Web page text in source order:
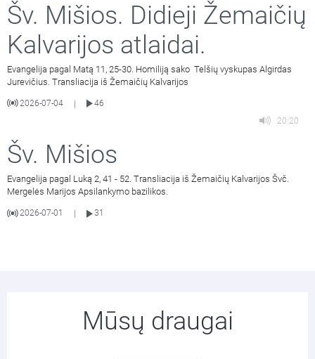
Šv. Mišios. Didieji Žemaičių
Kalvarijos atlaidai.
Evangelija pagal Matą 11, 25-30. Homiliją sako Telšių vyskupas Algirdas
Jurevičius. Transliacija iš Žemaičių Kalvarijos
2026-07-04 |
46
20:20
Šv. Mišios
Evangelija pagal Luką 2, 41 - 52. Transliacija iš Žemaičių Kalvarijos Švč.
Mergelės Marijos Apsilankymo bazilikos.
2026-07-01 31
Mūsų draugai